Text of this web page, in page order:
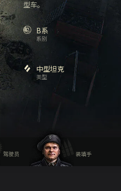
型车。
系别
B系
类型
中型坦克
驾驶员 装填手